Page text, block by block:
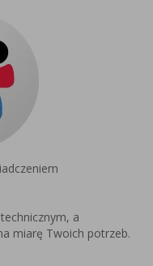
a
miarę Twoich potrzeb.